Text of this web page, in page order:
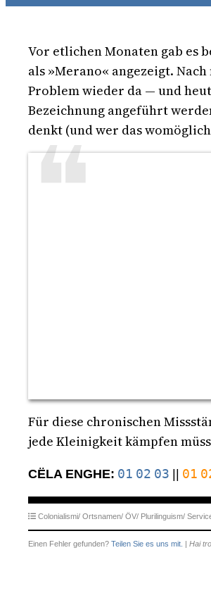
Vor etlichen Monaten gab es
als »Merano« angezeigt.
Problem wieder da — und
Bezeichnung angeführt
denkt (und wer das
Für diese chronischen
jede Kleinigkeit kämpfen
CËLA ENGHE: 01 02 03 01
Colonialismi/ Ortsnamen/ ÖV/ Plurilinguism/
Einen Fehler gefunden? Teilen Sie es uns mit. | Hai